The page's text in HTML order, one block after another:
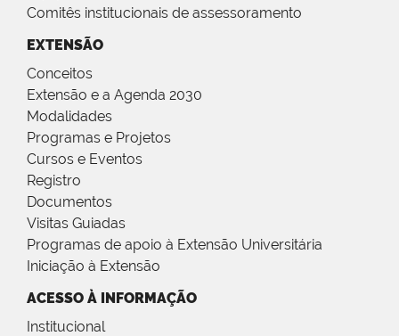
Comitês institucionais de assessoramento
EXTENSÃO
Conceitos
Extensão e a Agenda 2030
Modalidades
Programas e Projetos
Cursos e Eventos
Registro
Documentos
Visitas Guiadas
Programas de apoio à Extensão Universitária
Iniciação à Extensão
ACESSO À INFORMAÇÃO
Institucional